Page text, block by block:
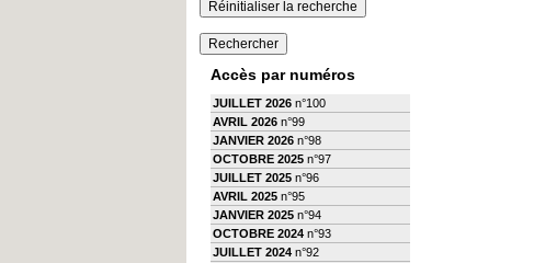
Accès par numéros
JUILLET 2026 n°100
AVRIL 2026 n°99
JANVIER 2026 n°98
OCTOBRE 2025 n°97
JUILLET 2025 n°96
AVRIL 2025 n°95
JANVIER 2025 n°94
OCTOBRE 2024 n°93
JUILLET 2024 n°92